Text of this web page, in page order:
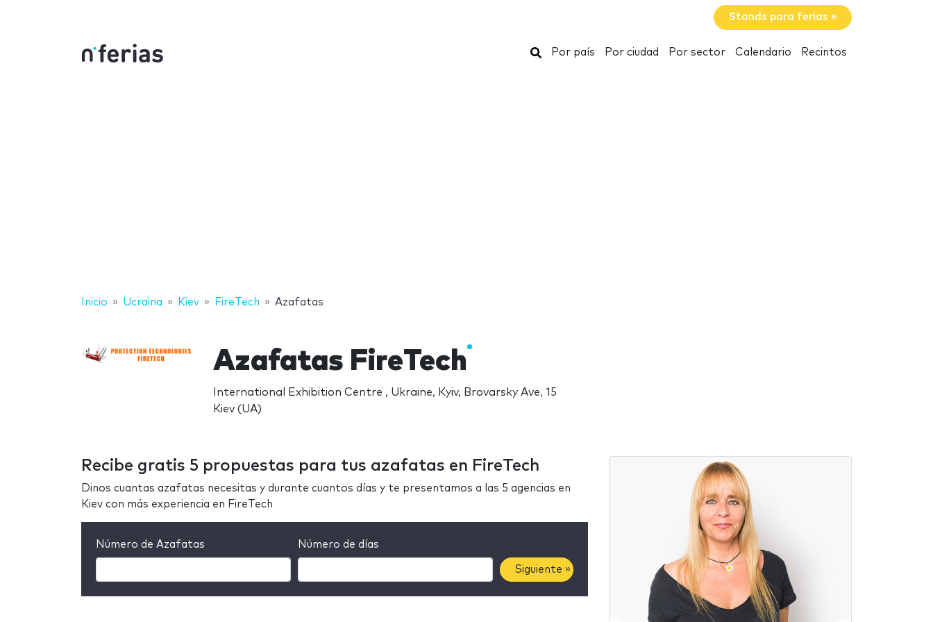
Stands para ferias »
Buscar
Por país Por ciudad Por sector Calendario Recintos
Inicio Ucraina Kiev FireTech Azafatas
Azafatas FireTech
International Exhibition Centre , Ukraine, Kyiv, Brovarsky Ave, 15
Kiev (UA)
Recibe gratis 5 propuestas para tus azafatas en FireTech
Dinos cuantas azafatas necesitas y durante cuantos días y te presentamos a las 5 agencias en
Kiev con más experiencia en FireTech
Número de Azafatas Número de días
Siguiente »